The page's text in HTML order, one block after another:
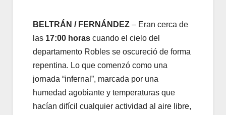
BELTRÁN / FERNÁNDEZ – Eran cerca de
las 17:00 horas cuando el cielo del
departamento Robles se oscureció de forma
repentina. Lo que comenzó como una
jornada “infernal”, marcada por una
humedad agobiante y temperaturas que
hacían difícil cualquier actividad al aire libre,